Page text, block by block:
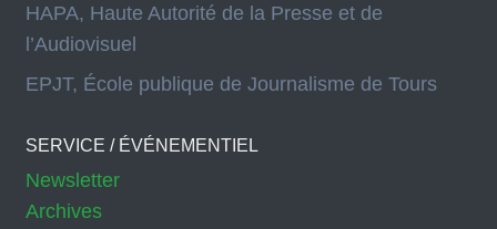
HAPA, Haute Autorité de la Presse et de
l’Audiovisuel
EPJT, École publique de Journalisme de Tours
SERVICE / ÉVÉNEMENTIEL
Newsletter
Archives